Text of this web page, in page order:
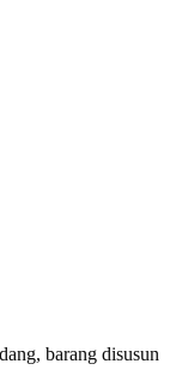
barang disusun